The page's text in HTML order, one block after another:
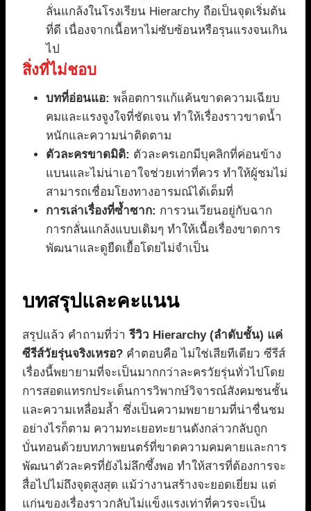
ลั่นแกล้งในโรงเรียน Hierarchy ถือเป็นจุดเริ่มต้น
ที่ดี เนื่องจากเนื้อหาไม่ซับซ้อนหรือรุนแรงจนเกิน
ไป
สิ่งที่ไม่ชอบ
บทที่อ่อนแอ: พล็อตการแก้แค้นขาดความเฉียบ
คมและแรงจูงใจที่ชัดเจน ทำให้เรื่องราวขาดน้ำ
หนักและความน่าติดตาม
ตัวละครขาดมิติ: ตัวละครเอกมีบุคลิกที่ค่อนข้าง
แบนและไม่น่าเอาใจช่วยเท่าที่ควร ทำให้ผู้ชมไม่
สามารถเชื่อมโยงทางอารมณ์ได้เต็มที่
การเล่าเรื่องที่ซ้ำซาก: การวนเวียนอยู่กับฉาก
การกลั่นแกล้งแบบเดิมๆ ทำให้เนื้อเรื่องขาดการ
พัฒนาและดูยืดเยื้อโดยไม่จำเป็น
บทสรุปและคะแนน
สรุปแล้ว คำถามที่ว่ารีวิว Hierarchy (ลำดับชั้น) แค่
ซีรีส์วัยรุ่นจริงเหรอ? คำตอบคือ ไม่ใช่เสียทีเดียว ซีรีส์
เรื่องนี้พยายามที่จะเป็นมากกว่าละครวัยรุ่นทั่วไปโดย
การสอดแทรกประเด็นการวิพากษ์วิจารณ์สังคมชนชั้น
และความเหลื่อมล้ำ ซึ่งเป็นความพยายามที่น่าชื่นชม
อย่างไรก็ตาม ความทะเยอทะยานดังกล่าวกลับถูก
บั่นทอนด้วยบทภาพยนตร์ที่ขาดความคมคายและการ
พัฒนาตัวละครที่ยังไม่ลึกซึ้งพอ ทำให้สารที่ต้องการจะ
สื่อไปไม่ถึงจุดสูงสุด แม้ว่างานสร้างจะยอดเยี่ยม แต่
แก่นของเรื่องราวกลับไม่แข็งแรงเท่าที่ควรจะเป็น